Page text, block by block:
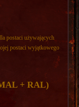
postaci używających
postaci wyjątkowego
+ RAL)